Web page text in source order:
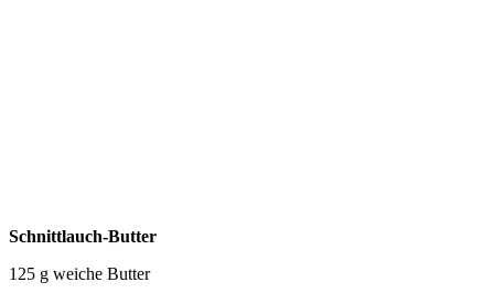
Schnittlauch-Butter
125 g weiche Butter